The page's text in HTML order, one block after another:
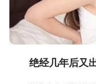
绝经几年后又出